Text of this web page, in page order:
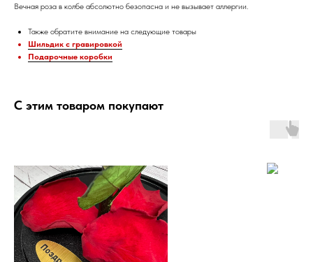
Вечная роза в колбе абсолютно безопасна и не вызывает аллергии.
Также обратите внимание на следующие товары
Шильдик с гравировкой
Подарочные коробки
С этим товаром покупают